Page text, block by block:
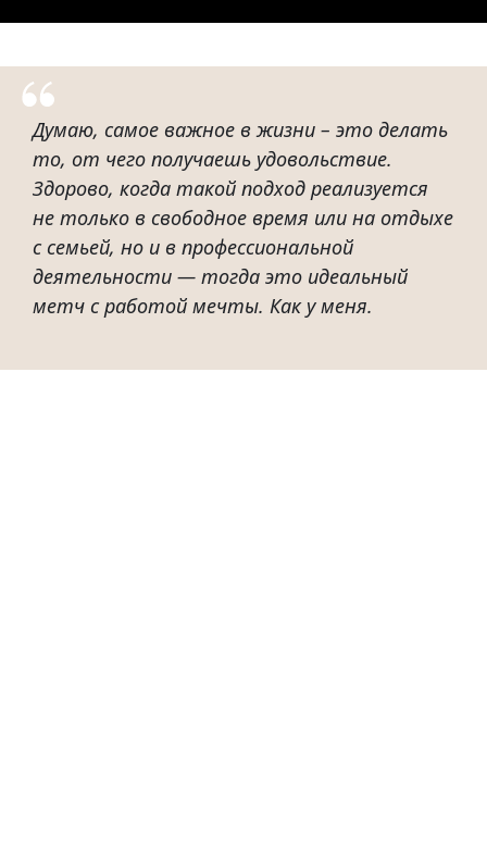
Думаю, самое важное в жизни – это делать
то, от чего получаешь удовольствие.
Здорово, когда такой подход реализуется
не только в свободное время или на отдыхе
c семьей, но и в профессиональной
деятельности — тогда это идеальный
метч с работой мечты. Как у меня.